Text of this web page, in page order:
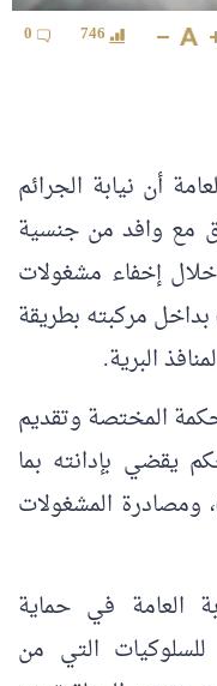
746
0
أن نيابة الجرائم
مع وافد من جنسية
إخفاء مشغولات
6 كيلو جرام) بداخل مركبته بطريقة
البرية.
المختصة وتقديم
يقضي بإدانته بما
مدة 4 سنوات)، ومصادرة المشغولات
العامة في حماية
للسلوكيات التي من